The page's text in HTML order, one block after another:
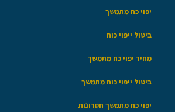
יפוי כח מתמשך
ביטול ייפוי כוח
מחיר יפוי כח מתמשך
ביטול ייפוי כוח מתמשך
יפוי כח מתמשך חסרונות